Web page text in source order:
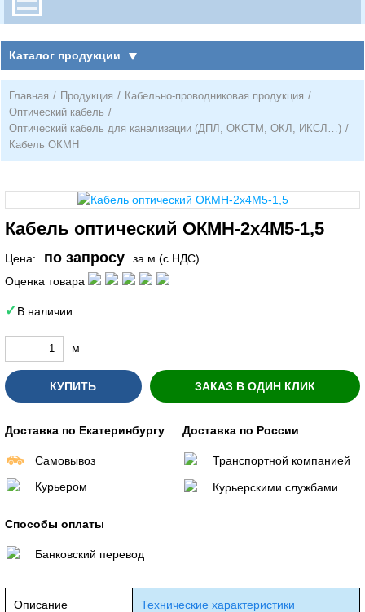
Каталог продукции
Главная / Продукция / Кабельно-проводниковая продукция /
Оптический кабель /
Оптический кабель для канализации (ДПЛ, ОКСТМ, ОКЛ, ИКСЛ…) /
Кабель ОКМН
Кабель оптический ОКМН-2х4М5-1,5
Цена: по запросу
за м (с НДС)
Оценка товара
В наличии
м
КУПИТЬ ЗАКАЗ В ОДИН КЛИК
Доставка по Екатеринбургу
Самовывоз
Курьером
Доставка по России
Транспортной компанией
Курьерскими службами
Способы оплаты
Банковский перевод
Описание Технические характеристики